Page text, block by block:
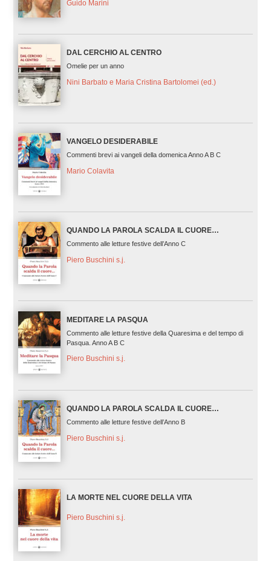
Guido Marini
DAL CERCHIO AL CENTRO
Omelie per un anno
Nini Barbato e Maria Cristina Bartolomei (ed.)
VANGELO DESIDERABILE
Commenti brevi ai vangeli della domenica Anno A B C
Mario Colavita
QUANDO LA PAROLA SCALDA IL CUORE…
Commento alle letture festive dell’Anno C
Piero Buschini s.j.
MEDITARE LA PASQUA
Commento alle letture festive della Quaresima e del tempo di
Pasqua. Anno A B C
Piero Buschini s.j.
QUANDO LA PAROLA SCALDA IL CUORE…
Commento alle letture festive dell’Anno B
Piero Buschini s.j.
LA MORTE NEL CUORE DELLA VITA
Piero Buschini s.j.